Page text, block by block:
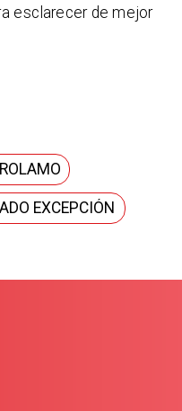
esclarecer de mejor
EXCEPCIÓN